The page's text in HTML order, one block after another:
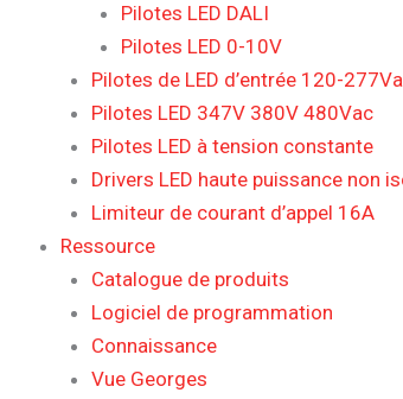
Pilotes LED DALI
Pilotes LED 0-10V
Pilotes de LED d’entrée 120-
Pilotes LED 347V 380V 480Vac
Pilotes LED à tension constante
Drivers LED haute puissance non
Limiteur de courant d’appel 16A
Ressource
Catalogue de produits
Logiciel de programmation
Connaissance
Vue Georges